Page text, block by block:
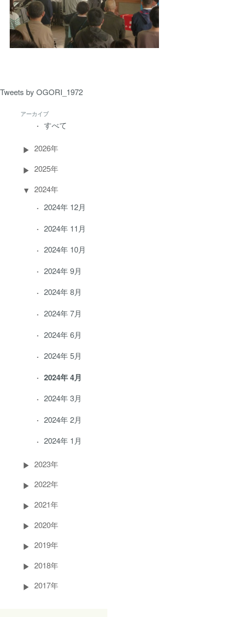
Tweets by OGORI_1972
アーカイブ
すべて
2026年
2025年
2024年
2024年 12月
2024年 11月
2024年 10月
2024年 9月
2024年 8月
2024年 7月
2024年 6月
2024年 5月
2024年 4月
2024年 3月
2024年 2月
2024年 1月
2023年
2022年
2021年
2020年
2019年
2018年
2017年